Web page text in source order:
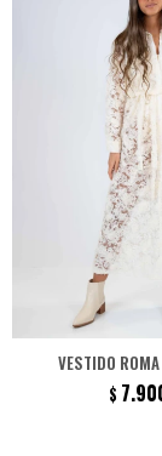
VESTIDO
$